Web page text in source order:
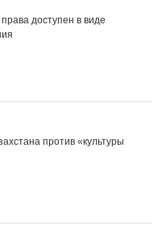
доступен в виде
против «культуры